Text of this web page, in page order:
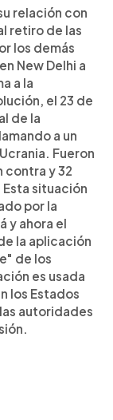
relación con
retiro de las
los demás
New Delhi a
a la
el 23 de
de la
a un
Fueron
contra y 32
situación
por la
y ahora el
la aplicación
de los
es usada
los Estados
autoridades